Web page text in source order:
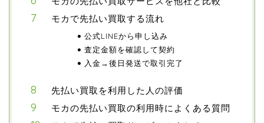
モカで先払い買取する流れ
公式LINEから申し込み
査定金額を確認して契約
入金→後日発送で取引完了
先払い買取を利用した人の評価
モカの先払い買取の利用時によくある質問